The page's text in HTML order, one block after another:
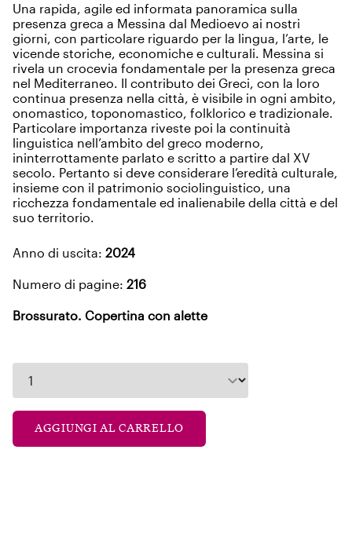
Una rapida, agile ed informata panoramica sulla
presenza greca a Messina dal Medioevo ai nostri
giorni, con particolare riguardo per la lingua, l’arte, le
vicende storiche, economiche e culturali. Messina si
rivela un crocevia fondamentale per la presenza greca
nel Mediterraneo. Il contributo dei Greci, con la loro
continua presenza nella città, è visibile in ogni ambito,
onomastico, toponomastico, folklorico e tradizionale.
Particolare importanza riveste poi la continuità
linguistica nell’ambito del greco moderno,
ininterrottamente parlato e scritto a partire dal XV
secolo. Pertanto si deve considerare l’eredità culturale,
insieme con il patrimonio sociolinguistico, una
ricchezza fondamentale ed inalienabile della città e del
suo territorio.
Anno di uscita: 2024
Numero di pagine: 216
Brossurato. Copertina con alette
AGGIUNGI AL CARRELLO